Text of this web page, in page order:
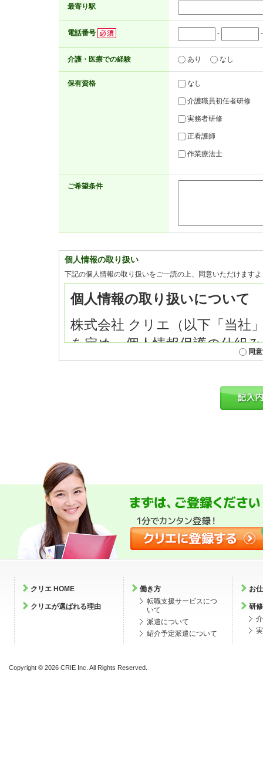
最寄り駅
電話番号 -
介護・医療での経験 あり なし
保有資格 なし
介護職員初任者研修
実務者研修
正看護師
作業療法士
ご希望条件
個人情報の取り扱い
下記の個人情報の取り扱いをご一読の上、同意いただけます
同
クリエ HOME
クリエが選ばれる理由
働き方
転職支援サービスにつ
いて
派遣について
紹介予定派遣について
お
研
Copyright © 2026 CRIE Inc. All Rights Reserved.